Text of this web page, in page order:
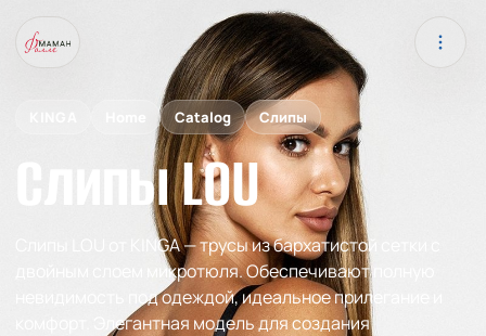
Catalog Слипы
Слипы LOU
Слипы LOU от KINGA — трусы из бархатистой сетки с
двойным слоем микротюля. Обеспечивают полную
невидимость под одеждой, идеальное прилегание и
комфорт. Элегантная модель для создания